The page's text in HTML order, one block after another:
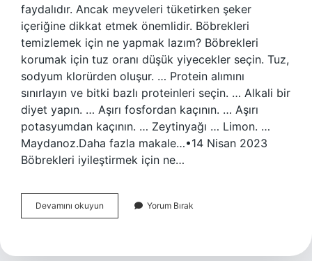
faydalıdır. Ancak meyveleri tüketirken şeker
içeriğine dikkat etmek önemlidir. Böbrekleri
temizlemek için ne yapmak lazım? Böbrekleri
korumak için tuz oranı düşük yiyecekler seçin. Tuz,
sodyum klorürden oluşur. … Protein alımını
sınırlayın ve bitki bazlı proteinleri seçin. … Alkali bir
diyet yapın. … Aşırı fosfordan kaçının. … Aşırı
potasyumdan kaçının. … Zeytinyağı … Limon. …
Maydanoz.Daha fazla makale…•14 Nisan 2023
Böbrekleri iyileştirmek için ne…
Devamını okuyun Böbrekleri
En
Temizler
Yorum Bırak